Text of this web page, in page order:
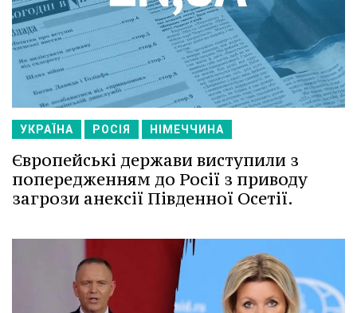
УКРАЇНА РОСІЯ НІМЕЧЧИНА
Європейські держави виступили з
попередженням до Росії з приводу
загрози анексії Південної Осетії.